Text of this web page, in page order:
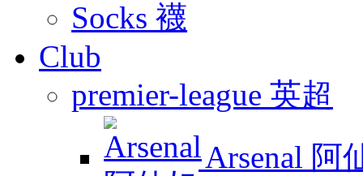
Socks 襪
Club
premier-league 英超
Arsenal 阿